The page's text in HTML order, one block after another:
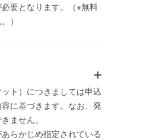
要となります。（※無料
）
ト）につきましては申込
に基づきます。なお、発
ません。
らかじめ指定されている